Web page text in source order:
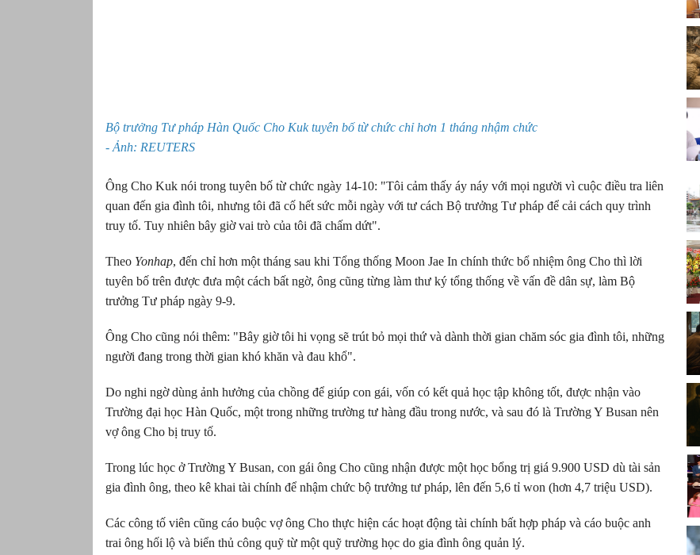
Bộ trưởng Tư pháp Hàn Quốc Cho Kuk tuyên bố từ chức chỉ hơn 1 tháng nhậm chức
- Ảnh: REUTERS
Ông Cho Kuk nói trong tuyên bố từ chức ngày 14-10: "Tôi cảm thấy áy náy với mọi người vì cuộc điều tra liên
quan đến gia đình tôi, nhưng tôi đã cố hết sức mỗi ngày với tư cách Bộ trưởng Tư pháp để cải cách quy trình
truy tố. Tuy nhiên bây giờ vai trò của tôi đã chấm dứt".
Theo Yonhap, đến chỉ hơn một tháng sau khi Tổng thống Moon Jae In chính thức bổ nhiệm ông Cho thì lời
tuyên bố trên được đưa một cách bất ngờ, ông cũng từng làm thư ký tổng thống về vấn đề dân sự, làm Bộ
trưởng Tư pháp ngày 9-9.
Ông Cho cũng nói thêm: "Bây giờ tôi hi vọng sẽ trút bỏ mọi thứ và dành thời gian chăm sóc gia đình tôi, những
người đang trong thời gian khó khăn và đau khổ".
Do nghi ngờ dùng ảnh hưởng của chồng để giúp con gái, vốn có kết quả học tập không tốt, được nhận vào
Trường đại học Hàn Quốc, một trong những trường tư hàng đầu trong nước, và sau đó là Trường Y Busan nên
vợ ông Cho bị truy tố.
Trong lúc học ở Trường Y Busan, con gái ông Cho cũng nhận được một học bổng trị giá 9.900 USD dù tài sản
gia đình ông, theo kê khai tài chính để nhậm chức bộ trưởng tư pháp, lên đến 5,6 tỉ won (hơn 4,7 triệu USD).
Các công tố viên cũng cáo buộc vợ ông Cho thực hiện các hoạt động tài chính bất hợp pháp và cáo buộc anh
trai ông hối lộ và biển thủ công quỹ từ một quỹ trường học do gia đình ông quản lý.